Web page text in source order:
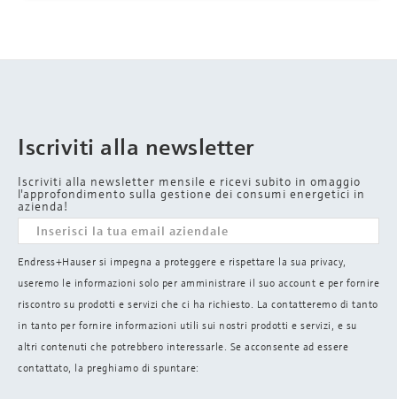
Iscriviti alla newsletter
Iscriviti alla newsletter mensile e ricevi subito in omaggio
l'approfondimento sulla gestione dei consumi energetici in
azienda!
Endress+Hauser si impegna a proteggere e rispettare la sua privacy,
useremo le informazioni solo per amministrare il suo account e per fornire
riscontro su prodotti e servizi che ci ha richiesto. La contatteremo di tanto
in tanto per fornire informazioni utili sui nostri prodotti e servizi, e su
altri contenuti che potrebbero interessarle. Se acconsente ad essere
contattato, la preghiamo di spuntare: